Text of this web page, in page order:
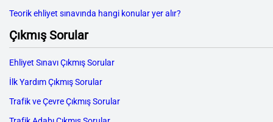
Teorik ehliyet sınavında hangi konular yer alır?
Çıkmış Sorular
Ehliyet Sınavı Çıkmış Sorular
İlk Yardım Çıkmış Sorular
Trafik ve Çevre Çıkmış Sorular